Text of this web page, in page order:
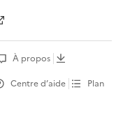
À propos
Centre d’aide
Plan